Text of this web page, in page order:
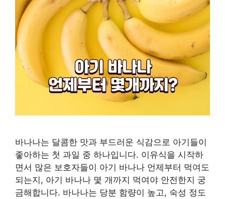
바나나는 달콤한 맛과 부드러운 식감으로 아기들이
좋아하는 첫 과일 중 하나입니다. 이유식을 시작하
면서 많은 보호자들이 아기 바나나 언제부터 먹여도
되는지, 아기 바나나 몇 개까지 먹여야 안전한지 궁
금해합니다. 바나나는 당분 함량이 높고, 숙성 정도